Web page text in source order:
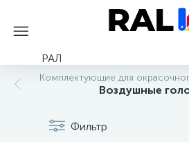
РАЛ
Комплектующие для
Воздушные
Фильтр